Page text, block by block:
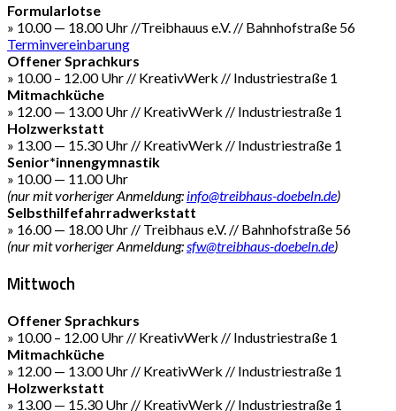
Formularlotse
» 10.00 — 18.00 Uhr //Treibhauus e.V. // Bahnhofstraße 56
Terminvereinbarung
Offener Sprachkurs
» 10.00 – 12.00 Uhr // KreativWerk // Industriestraße 1
Mitmachküche
» 12.00 — 13.00 Uhr // KreativWerk // Industriestraße 1
Holzwerkstatt
» 13.00 — 15.30 Uhr // KreativWerk // Industriestraße 1
Senior*innengymnastik
» 10.00 — 11.00 Uhr
(nur mit vorheriger Anmeldung: info@treibhaus-doebeln.de)
Selbsthilfefahrradwerkstatt
» 16.00 — 18.00 Uhr // Treibhaus e.V. // Bahnhofstraße 56
(nur mit vorheriger Anmeldung:sfw@treibhaus-doebeln.de)
Mittwoch
Offener Sprachkurs
» 10.00 – 12.00 Uhr // KreativWerk // Industriestraße 1
Mitmachküche
» 12.00 — 13.00 Uhr // KreativWerk // Industriestraße 1
Holzwerkstatt
» 13.00 — 15.30 Uhr // KreativWerk // Industriestraße 1